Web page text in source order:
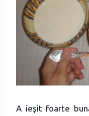
A ieşit foarte